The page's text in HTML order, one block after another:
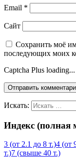
Email *
Сайт
Сохранить моё
последующих моих
Captcha Plus loading...
Искать:
Индекс (полная
3 (от 2.1 до 8 т.)4 (от
т.)7 (свыше 40 т.)